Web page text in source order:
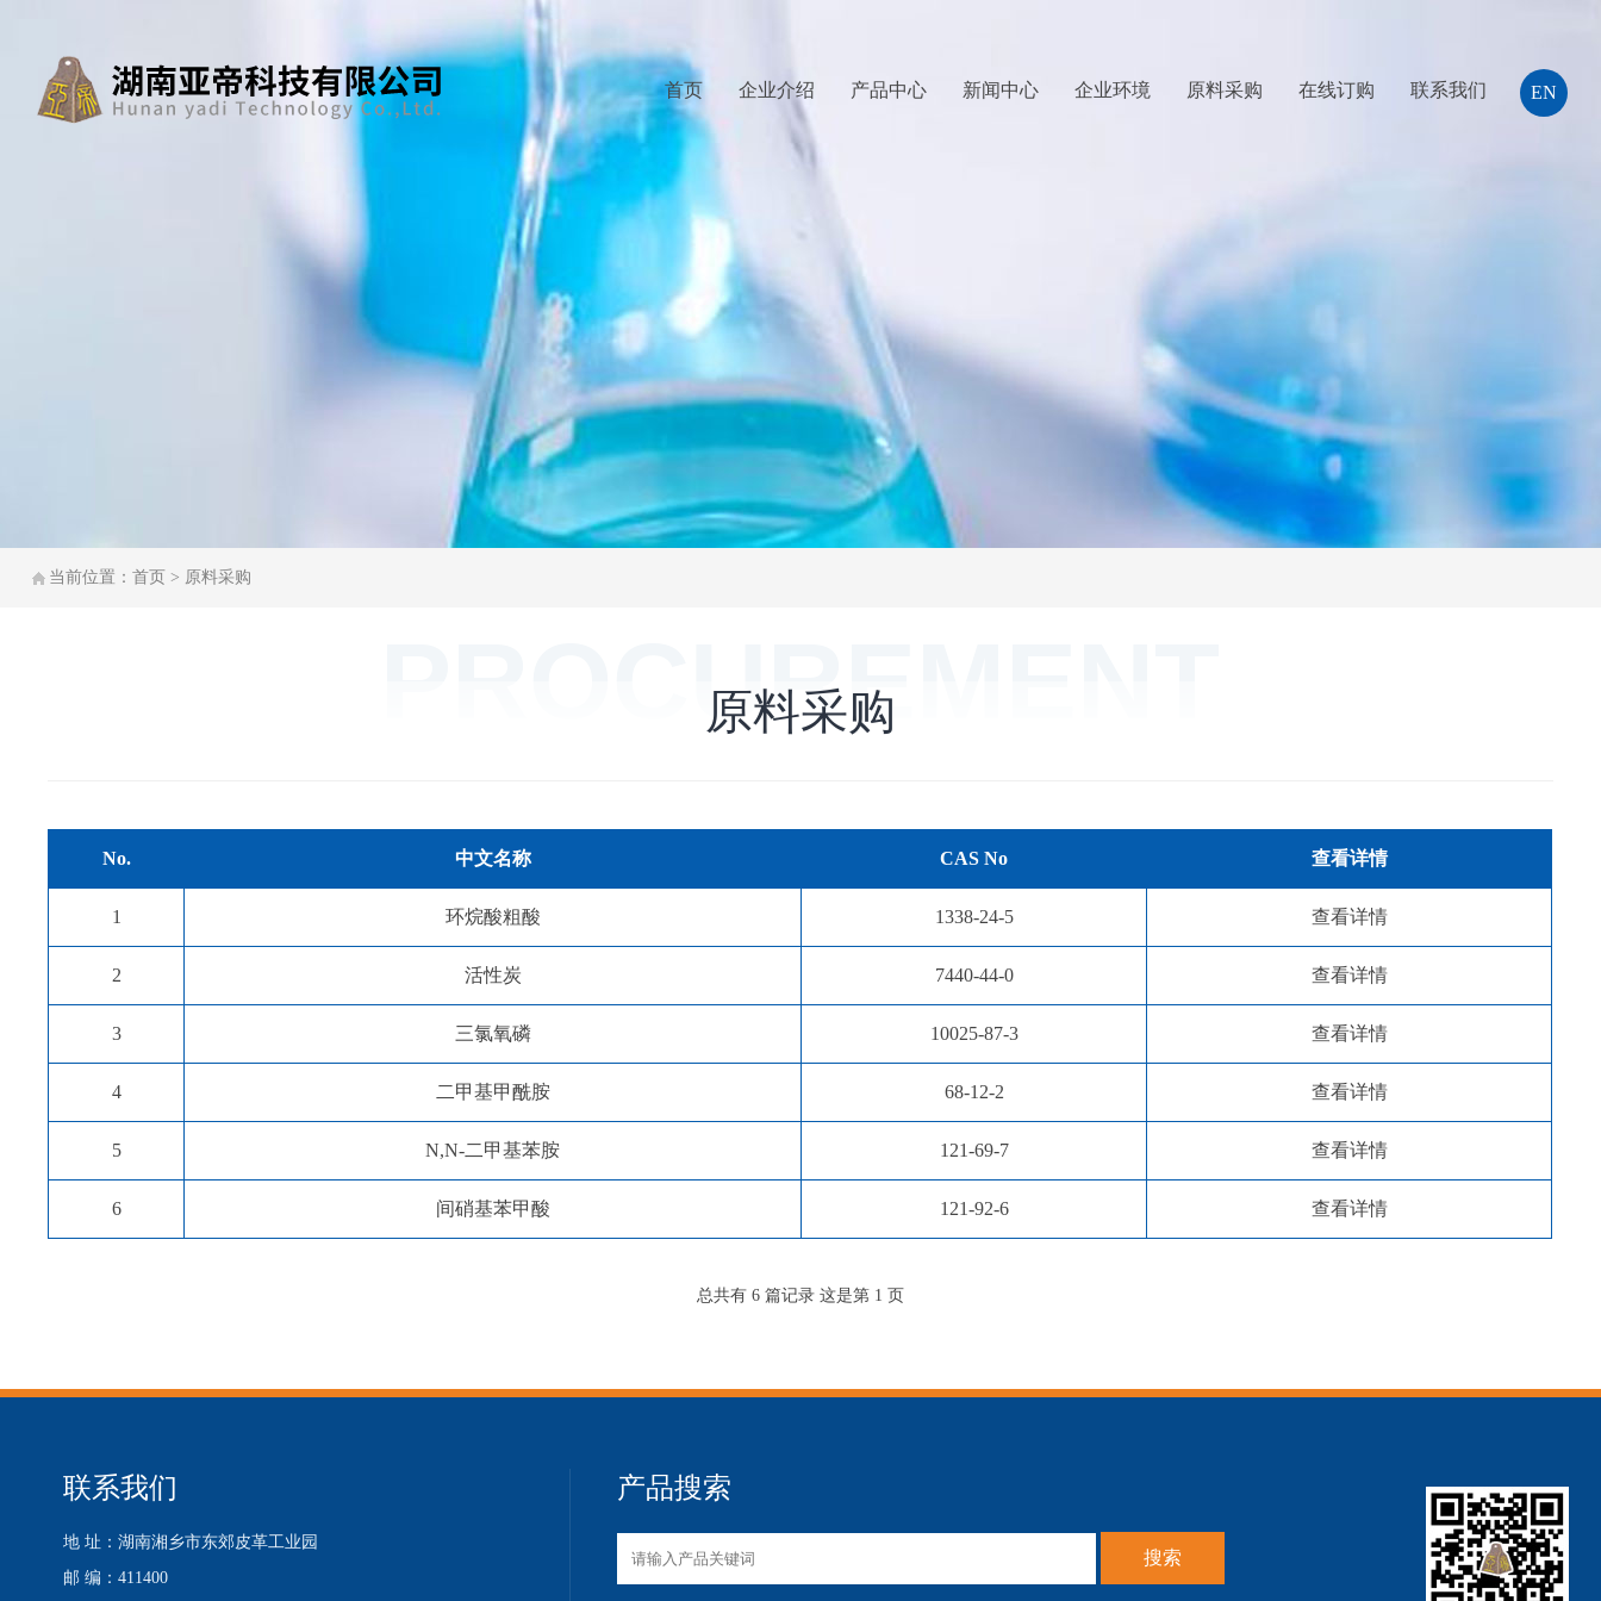
EN
首页 企业介绍 产品中心 新闻中心 企业环境 原料采购 在线订购 联系我们
当前位置：首页 > 原料采购
PROCUREMENT
原料采购
No. 中文名称 CAS No 查看详情
1 环烷酸粗酸 1338-24-5 查看详情
2 活性炭 7440-44-0 查看详情
3 三氯氧磷 10025-87-3 查看详情
4 二甲基甲酰胺 68-12-2 查看详情
5 N,N-二甲基苯胺 121-69-7 查看详情
6 间硝基苯甲酸 121-92-6 查看详情
总共有 6 篇记录 这是第 1 页
联系我们
地 址：湖南湘乡市东郊皮革工业园
邮 编：411400
产品搜索